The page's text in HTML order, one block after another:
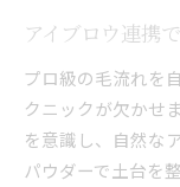
アイブロウ連携
プロ級の毛流れを
クニックが欠かせ
を意識し、自然な
パウダーで土台を